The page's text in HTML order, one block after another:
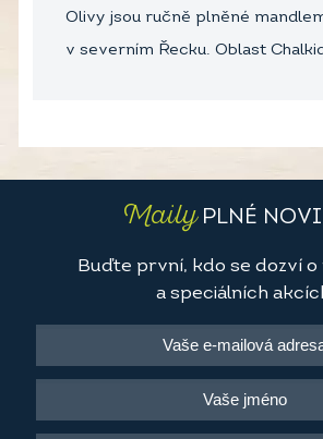
Olivy jsou ručně plněné
v severním Řecku. Oblast
MailyPLNÉ
Buďte první, kdo se dozví o
a speciálních